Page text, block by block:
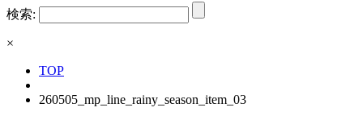
検索:
×
TOP
260505_mp_line_rainy_season_item_03